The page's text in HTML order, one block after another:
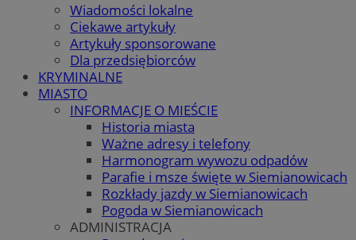
Wiadomości lokalne
Ciekawe artykuły
Artykuły sponsorowane
Dla przedsiębiorców
KRYMINALNE
MIASTO
INFORMACJE O MIEŚCIE
Historia miasta
Ważne adresy i telefony
Harmonogram wywozu odpadów
Parafie i msze święte w Siemianowicach
Rozkłady jazdy w Siemianowicach
Pogoda w Siemianowicach
ADMINISTRACJA